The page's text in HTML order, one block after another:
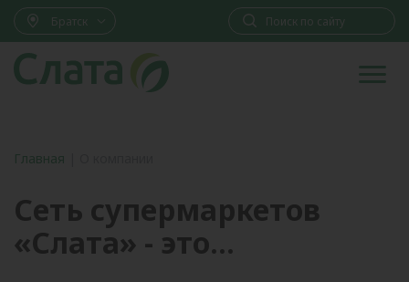
Братск
Главная
Сеть супермаркетов
«Слата» - это...